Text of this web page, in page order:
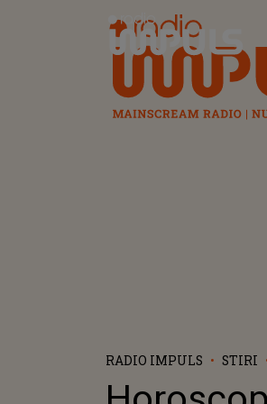
Radio Impuls
RADIO IMPULS STIRI